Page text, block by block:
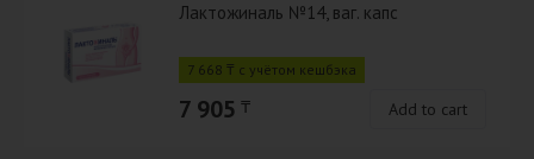
Лактожиналь №14, ваг. капс
7 668 ₸ с учётом кешбэка
7 905 ₸ Add to cart